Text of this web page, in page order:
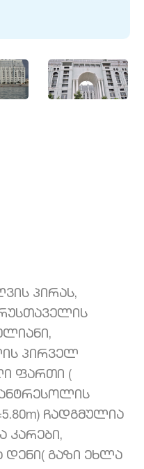
პირას,
პირველ
ფართი (
ჩადგმულია
კარები,
დენი( გაზი ეხლა